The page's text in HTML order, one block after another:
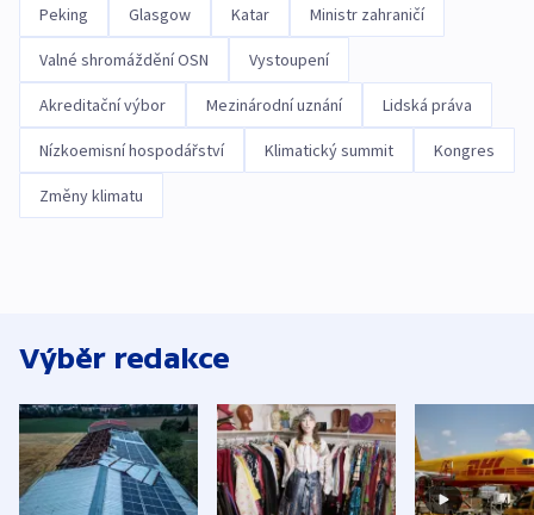
Peking Glasgow Katar Ministr zahraničí
Valné shromáždění OSN Vystoupení
Akreditační výbor Mezinárodní uznání Lidská práva
Nízkoemisní hospodářství Klimatický summit Kongres
Změny klimatu
Výběr redakce